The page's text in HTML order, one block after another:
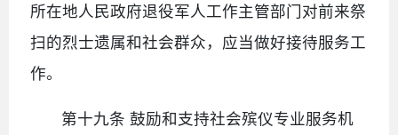
所在地人民政府退役军人工作主管部门对前来祭
扫的烈士遗属和社会群众，应当做好接待服务工
作。
第十九条 鼓励和支持社会殡仪专业服务机